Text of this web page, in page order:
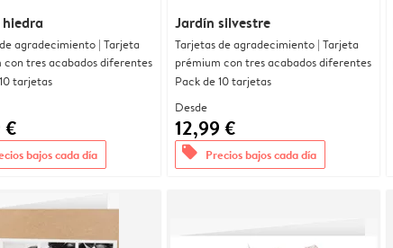
agradecimiento | Tarjeta
con tres acabados diferentes
tarjetas
€
bajos cada día
Jardín silvestre
Tarjetas de agradecimiento | Tarjeta
prémium con tres acabados diferentes
Pack de 10 tarjetas
Desde
12,99 €
offers Precios bajos cada día